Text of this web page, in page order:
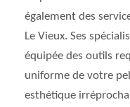
également des
Le Vieux. Ses
équipée des outils
uniforme de votre
esthétique